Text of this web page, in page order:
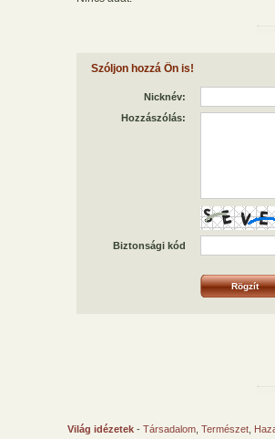
Szóljon hozzá Ön is!
Nicknév:
Hozzászólás:
Biztonsági kód
Világ idézetek - Társadalom Természet